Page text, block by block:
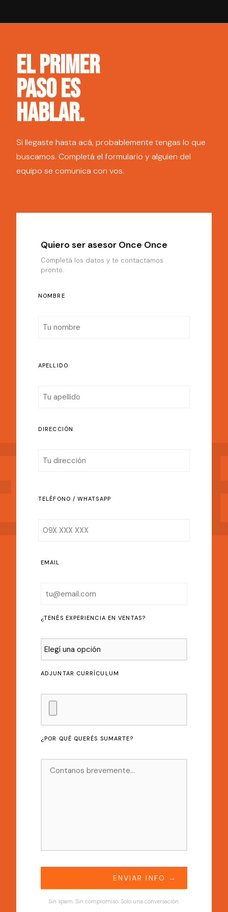
operación y la posibilidad de co-asesorar con
EL PRIMER
PASO ES
HABLAR.
Si llegaste hasta acá, probablemente tengas lo que
buscamos. Completá el formulario y alguien del
equipo se comunica con vos.
Quiero ser asesor Once Once
Completá los datos y te contactamos
pronto.
NOMBRE
APELLIDO
DIRECCIÓN
TELÉFONO / WHATSAPP
EMAIL
¿TENÉS EXPERIENCIA EN VENTAS?
ADJUNTAR CURRÍCULUM
¿POR QUÉ QUERÉS SUMARTE?
Sin spam. Sin compromiso. Solo una conversación.